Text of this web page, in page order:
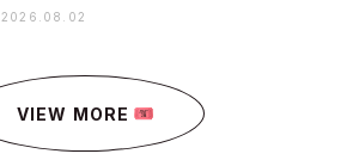
2026.08.02
VIEW MORE